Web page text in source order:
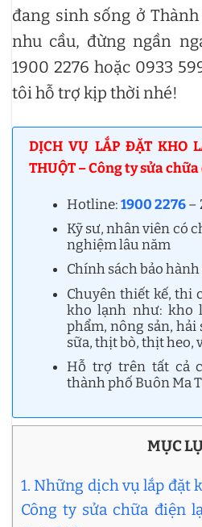
đang sinh sống ở
nhu cầu, đừng ngần
1900 2276 hoặc 0933
tôi hỗ trợ kịp thời nhé!
DỊCH VỤ LẮP ĐẶT KHO
THUỘT – Công ty sửa
Hotline:1900 2276–
Kỹ sư, nhân viên có
nghiệm lâu năm
Chính sách bảo
Chuyên thiết kế, thi
kho lạnh như: kho
phẩm, nông sản, hải
sữa, thịt bò, thịt heo,
Hỗ trợ trên tất cả
thành phố Buôn Ma
MỤC
1. Những dịch vụ lắp đặt
Công ty sửa chữa điện